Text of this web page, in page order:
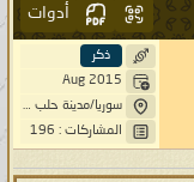
أدوات
ذكر
Aug 2015
سوريا/مدينة حلب /مقيم في تركيا/اسطنبول
المشاركات : 196